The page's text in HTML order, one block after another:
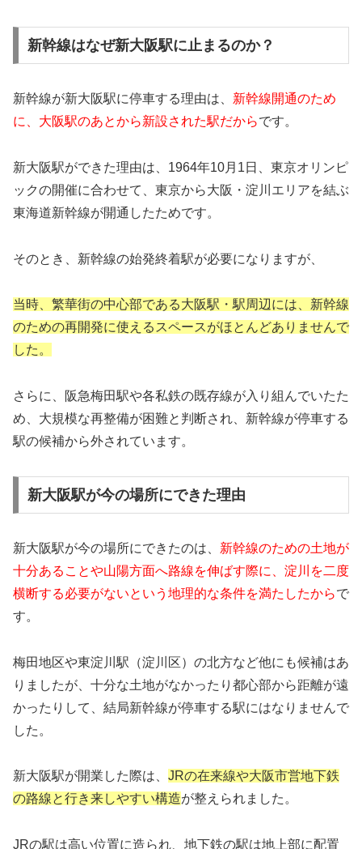
新幹線はなぜ新大阪駅に止まるのか？
新幹線が新大阪駅に停車する理由は、 新幹線開通のため
に、大阪駅のあとから新設された駅だからです。
新大阪駅ができた理由は、1964年10月1日、東京オリンピ
ックの開催に合わせて、東京から大阪・淀川エリアを結ぶ
東海道新幹線が開通したためです。
そのとき、新幹線の始発終着駅が必要になりますが、
当時、繁華街の中心部である大阪駅・駅周辺には、新幹線
のための再開発に使えるスペースがほとんどありませんで
した。
さらに、阪急梅田駅や各私鉄の既存線が入り組んでいたた
め、大規模な再整備が困難と判断され、新幹線が停車する
駅の候補から外されています。
新大阪駅が今の場所にできた理由
新大阪駅が今の場所にできたのは、 新幹線のための土地が
十分あることや山陽方面へ路線を伸ばす際に、淀川を二度
横断する必要がないという地理的な条件を満たしたからで
す。
梅田地区や東淀川駅（淀川区）の北方など他にも候補はあ
りましたが、十分な土地がなかったり都心部から距離が遠
かったりして、結局新幹線が停車する駅にはなりませんで
した。
新大阪駅が開業した際は、 JRの在来線や大阪市営地下鉄
の路線と行き来しやすい構造が整えられました。
JRの駅は高い位置に造られ、地下鉄の駅は地上部に配置